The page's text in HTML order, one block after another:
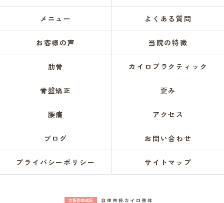
メニュー よくある質問
お客様の声 当院の特徴
肋骨 カイロプラクティック
骨盤矯正 歪み
腰痛 アクセス
ブログ お問い合わせ
プライバシーポリシー サイトマップ